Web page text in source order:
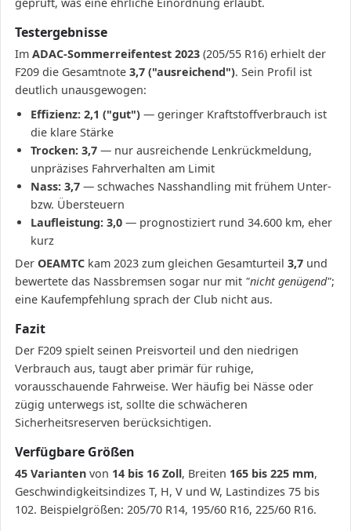
Testergebnisse
Im ADAC-Sommerreifentest 2023 (205/55 R16) erhielt der
F209 die Gesamtnote 3,7 ("ausreichend"). Sein Profil ist
deutlich unausgewogen:
Effizienz: 2,1 ("gut") — geringer Kraftstoffverbrauch ist
die klare Stärke
Trocken: 3,7 — nur ausreichende Lenkrückmeldung,
unpräzises Fahrverhalten am Limit
Nass: 3,7 — schwaches Nasshandling mit frühem Unter-
bzw. Übersteuern
Laufleistung: 3,0 — prognostiziert rund 34.600 km, eher
kurz
Der OEAMTC kam 2023 zum gleichen Gesamturteil 3,7 und
bewertete das Nassbremsen sogar nur mit "nicht genügend";
eine Kaufempfehlung sprach der Club nicht aus.
Fazit
Der F209 spielt seinen Preisvorteil und den niedrigen
Verbrauch aus, taugt aber primär für ruhige,
vorausschauende Fahrweise. Wer häufig bei Nässe oder
zügig unterwegs ist, sollte die schwächeren
Sicherheitsreserven berücksichtigen.
Verfügbare Größen
45 Varianten von 14 bis 16 Zoll, Breiten 165 bis 225 mm,
Geschwindigkeitsindizes T, H, V und W, Lastindizes 75 bis
102. Beispielgrößen: 205/70 R14, 195/60 R16, 225/60 R16.